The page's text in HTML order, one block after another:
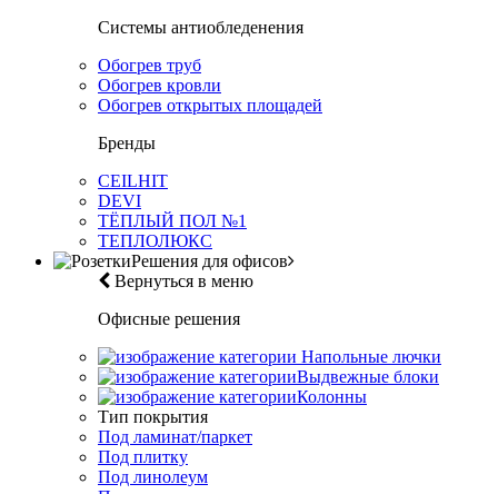
Системы антиобледенения
Обогрев труб
Обогрев кровли
Обогрев открытых площадей
Бренды
CEILHIT
DEVI
ТЁПЛЫЙ ПОЛ №1
ТЕПЛОЛЮКС
Решения для офисов
Вернуться в меню
Офисные решения
Напольные лючки
Выдвежные блоки
Колонны
Тип покрытия
Под ламинат/паркет
Под плитку
Под линолеум